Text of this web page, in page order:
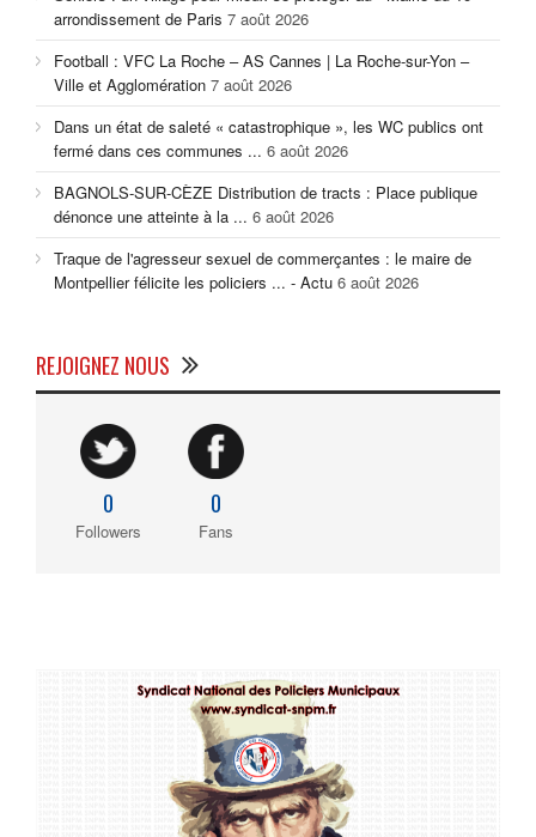
arrondissement de Paris 7 août 2026
Football : VFC La Roche – AS Cannes | La Roche-sur-Yon –
Ville et Agglomération 7 août 2026
Dans un état de saleté « catastrophique », les WC publics ont
fermé dans ces communes ... 6 août 2026
BAGNOLS-SUR-CÈZE Distribution de tracts : Place publique
dénonce une atteinte à la ... 6 août 2026
Traque de l'agresseur sexuel de commerçantes : le maire de
Montpellier félicite les policiers ... - Actu 6 août 2026
REJOIGNEZ NOUS
0
Followers
0
Fans